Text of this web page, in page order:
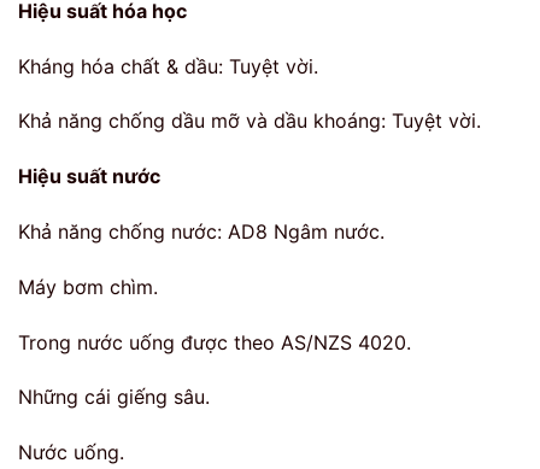
Hiệu suất hóa học
Kháng hóa chất & dầu: Tuyệt vời.
Khả năng chống dầu mỡ và dầu khoáng: Tuyệt vời.
Hiệu suất nước
Khả năng chống nước: AD8 Ngâm nước.
Máy bơm chìm.
Trong nước uống được theo AS/NZS 4020.
Những cái giếng sâu.
Nước uống.